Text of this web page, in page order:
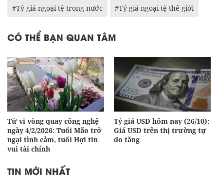
#Tỷ giá ngoại tệ trong nước #Tỷ giá ngoại tệ thế giới
CÓ THỂ BẠN QUAN TÂM
Tử vi vòng quay công nghệ
ngày 4/2/2026: Tuổi Mão trở
ngại tình cảm, tuổi Hợi tin
vui tài chính
Tỷ giá USD hôm nay (26/10):
Giá USD trên thị trường tự
do tăng
TIN MỚI NHẤT